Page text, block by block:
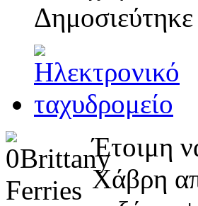
Δημοσιεύτηκε
Έτοιμη
Χάβρη